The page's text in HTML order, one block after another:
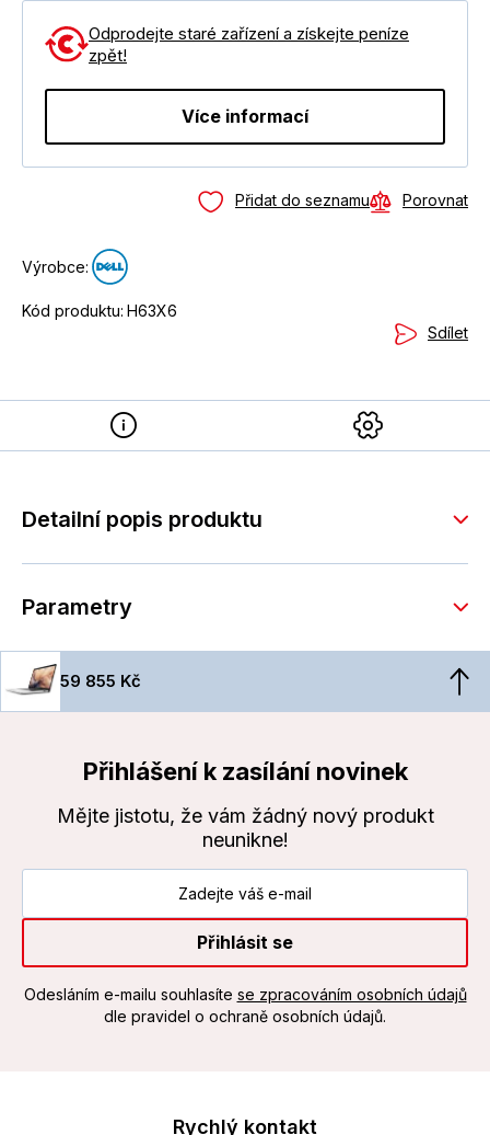
Odprodejte staré zařízení a získejte peníze
zpět!
Více informací
Přidat do seznamu Porovnat
Výrobce:
Kód produktu: H63X6
Sdílet
Detailní popis produktu
Parametry
59 855 Kč
Přihlášení k zasílání novinek
Mějte jistotu, že vám žádný nový produkt
neunikne!
Přihlásit se
Odesláním e-mailu souhlasíte se zpracováním osobních údajů
dle pravidel o ochraně osobních údajů.
Rychlý kontakt